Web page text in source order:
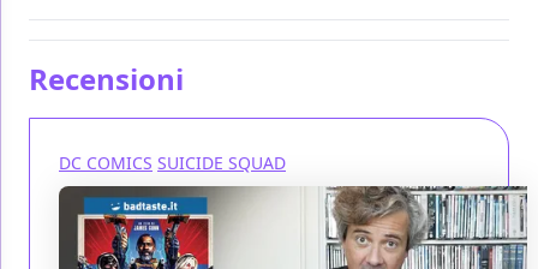
Recensioni
DC COMICS SUICIDE SQUAD